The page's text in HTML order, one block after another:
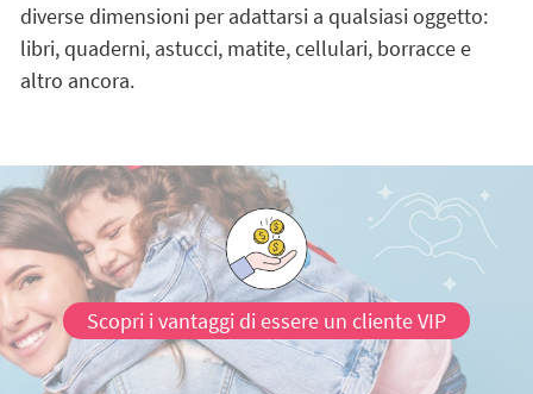
diverse dimensioni per adattarsi a qualsiasi oggetto:
libri, quaderni, astucci, matite, cellulari, borracce e
altro ancora.
Scopri i vantaggi di essere un cliente VIP